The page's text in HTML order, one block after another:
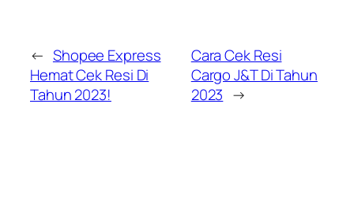
← Shopee Express
Hemat Cek Resi Di
Tahun 2023!
Cara Cek Resi
Cargo J&T Di Tahun
2023 →